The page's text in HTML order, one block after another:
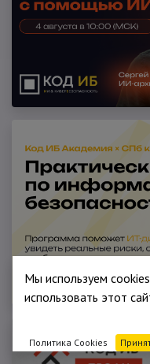
Мы используем
использовать этот
Политика Cookies